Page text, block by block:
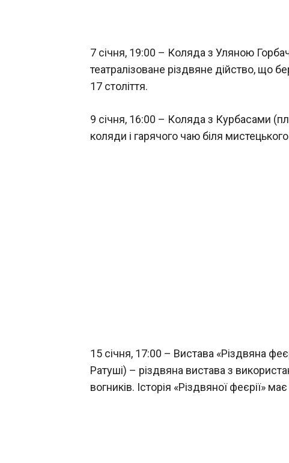
7 січня, 19:00 – Коляда з Уляною
театралізоване різдвяне дійство, що
17 століття.
9 січня, 16:00 – Коляда з Курбасами
коляди і гарячого чаю біля
15 січня, 17:00 – Вистава «Різдвяна
Ратуші) – різдвяна вистава з
вогників. Історія «Різдвяної феєрії»